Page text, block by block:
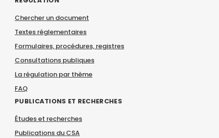
Chercher un document
Textes réglementaires
Formulaires, procédures, registres
Consultations publiques
La régulation par thème
FAQ
PUBLICATIONS ET RECHERCHES
Études et recherches
Publications du CSA